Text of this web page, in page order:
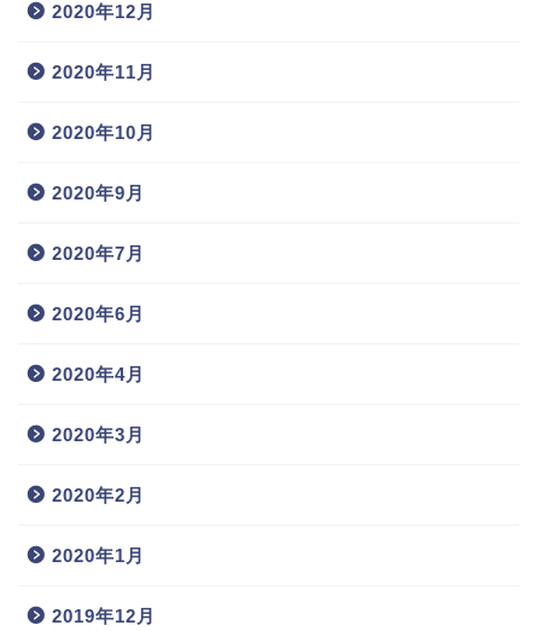
2020年12月
2020年11月
2020年10月
2020年9月
2020年7月
2020年6月
2020年4月
2020年3月
2020年2月
2020年1月
2019年12月